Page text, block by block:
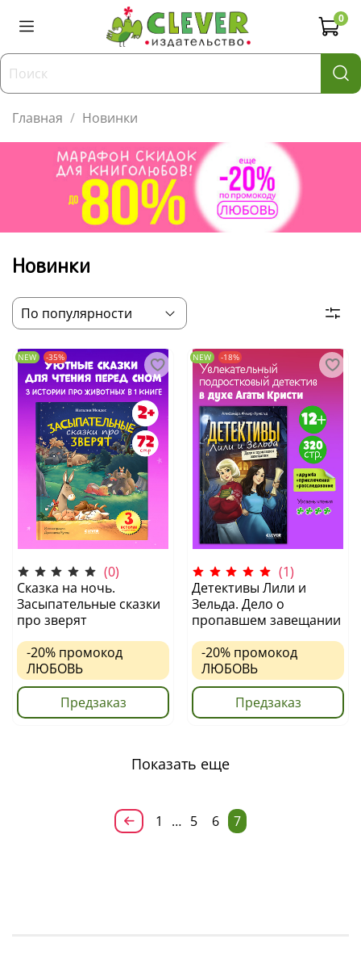
0
Главная Новинки
Новинки
NEW -35%
(0)
Сказка на ночь.
Засыпательные сказки
про зверят
-20% промокод
ЛЮБОВЬ
Предзаказ
NEW -18%
(1)
Детективы Лили и
Зельда. Дело о
пропавшем завещании
-20% промокод
ЛЮБОВЬ
Предзаказ
Показать еще
1 … 5 6 7